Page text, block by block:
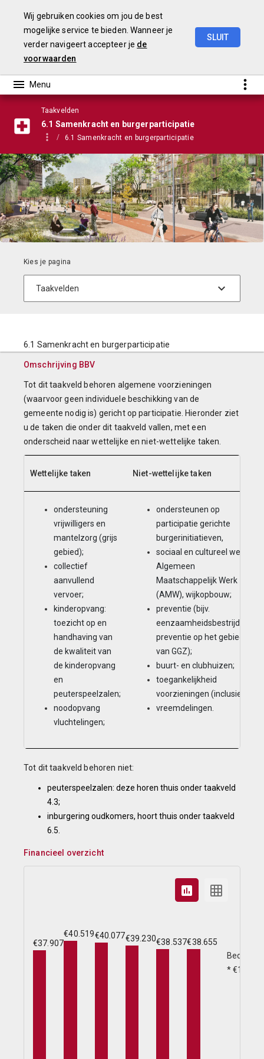
Wij gebruiken cookies om jou de best
mogelijke service te bieden. Wanneer je
verder navigeert accepteer je de
voorwaarden
SLUIT
Taakvelden
6.1 Samenkracht en burgerparticipatie
6.1 Samenkracht en burgerparticipatie
6.1 Samenkracht en burgerparticipatie
Omschrijving BBV
Tot dit taakveld behoren algemene voorzieningen
(waarvoor geen individuele beschikking van de
gemeente nodig is) gericht op participatie. Hieronder ziet
u de taken die onder dit taakveld vallen, met een
onderscheid naar wettelijke en niet-wettelijke taken.
Wettelijke taken Niet-wettelijke taken
ondersteuning
vrijwilligers en
mantelzorg (grijs
gebied);
collectief
aanvullend
vervoer;
kinderopvang:
toezicht op en
handhaving van
de kwaliteit van
de kinderopvang
en
peuterspeelzalen;
noodopvang
vluchtelingen;
ondersteunen op
participatie gerichte
burgerinitiatieven,
sociaal en cultureel werk,
Algemeen
Maatschappelijk Werk
(AMW), wijkopbouw;
preventie (bijv.
eenzaamheidsbestrijding,
preventie op het gebied
van GGZ);
buurt- en clubhuizen;
toegankelijkheid
voorzieningen (inclusie);
vreemdelingen.
Tot dit taakveld behoren niet:
peuterspeelzalen: deze horen thuis onder taakveld
4.3;
inburgering oudkomers, hoort thuis onder taakveld
6.5.
Financieel overzicht
€37.907
€40.519€40.077€39.230€38.537€38.655
Bedragen
* €1.000